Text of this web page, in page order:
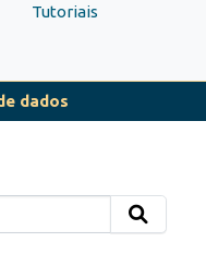
Tutoriais
dados